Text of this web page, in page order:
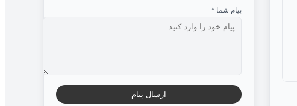
پیام شما *
ارسال پیام